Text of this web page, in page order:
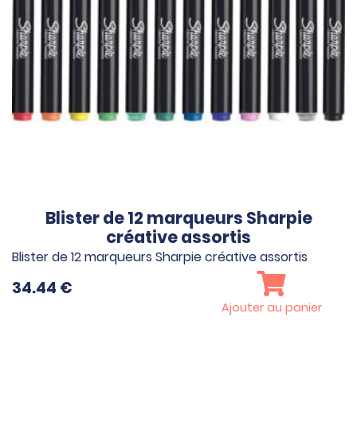
Blister de 12 marqueurs Sharpie
créative assortis
Blister de 12 marqueurs Sharpie créative assortis
34.44 €
Ajouter au panier